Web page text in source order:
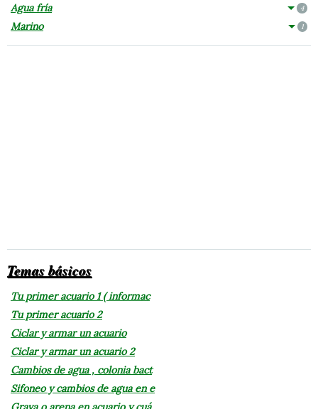
Agua fría 4
Marino 1
Temas básicos
Tu primer acuario 1 ( informac
Tu primer acuario 2
Ciclar y armar un acuario
Ciclar y armar un acuario 2
Cambios de agua , colonia bact
Sifoneo y cambios de agua en e